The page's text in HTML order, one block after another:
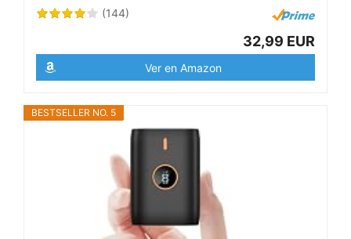
(144)
32,99 EUR
Ver en Amazon
BESTSELLER NO. 5